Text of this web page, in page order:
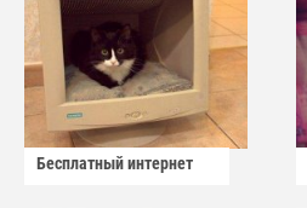
Бесплатный интернет